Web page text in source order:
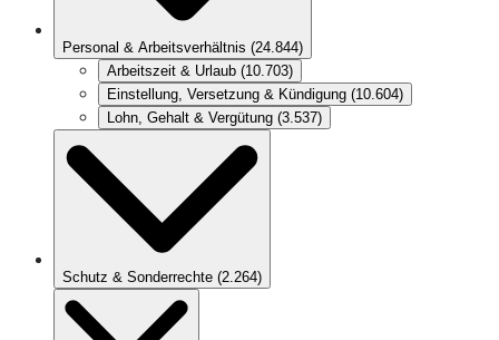
Personal & Arbeitsverhältnis (24.844)
Arbeitszeit & Urlaub (10.703)
Einstellung, Versetzung & Kündigung (10.604)
Lohn, Gehalt & Vergütung (3.537)
Schutz & Sonderrechte (2.264)